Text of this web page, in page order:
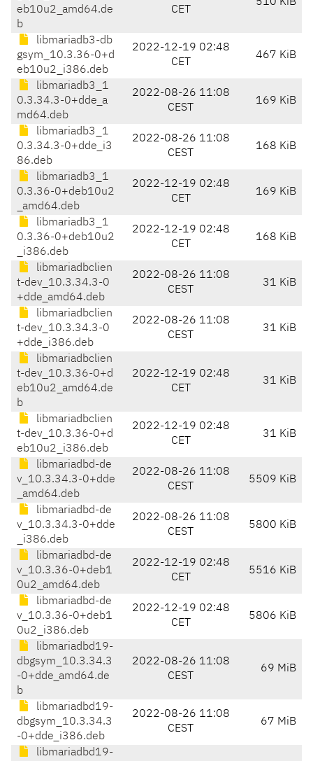
eb10u2_amd64.de
b
CET
libmariadb3-db
gsym_10.3.36-0+d
eb10u2_i386.deb
2022-12-19 02:48
CET
467 KiB
libmariadb3_1
0.3.34.3-0+dde_a
md64.deb
2022-08-26 11:08
CEST
169 KiB
libmariadb3_1
0.3.34.3-0+dde_i3
86.deb
2022-08-26 11:08
CEST
168 KiB
libmariadb3_1
0.3.36-0+deb10u2
_amd64.deb
2022-12-19 02:48
CET
169 KiB
libmariadb3_1
0.3.36-0+deb10u2
_i386.deb
2022-12-19 02:48
CET
168 KiB
libmariadbclien
t-dev_10.3.34.3-0
+dde_amd64.deb
2022-08-26 11:08
CEST
31 KiB
libmariadbclien
t-dev_10.3.34.3-0
+dde_i386.deb
2022-08-26 11:08
CEST
31 KiB
libmariadbclien
t-dev_10.3.36-0+d
eb10u2_amd64.de
b
2022-12-19 02:48
CET
31 KiB
libmariadbclien
t-dev_10.3.36-0+d
eb10u2_i386.deb
2022-12-19 02:48
CET
31 KiB
libmariadbd-de
v_10.3.34.3-0+dde
_amd64.deb
2022-08-26 11:08
CEST
5509 KiB
libmariadbd-de
v_10.3.34.3-0+dde
_i386.deb
2022-08-26 11:08
CEST
5800 KiB
libmariadbd-de
v_10.3.36-0+deb1
0u2_amd64.deb
2022-12-19 02:48
CET
5516 KiB
libmariadbd-de
v_10.3.36-0+deb1
0u2_i386.deb
2022-12-19 02:48
CET
5806 KiB
libmariadbd19-
dbgsym_10.3.34.3
-0+dde_amd64.de
b
2022-08-26 11:08
CEST
69 MiB
libmariadbd19-
dbgsym_10.3.34.3
-0+dde_i386.deb
2022-08-26 11:08
CEST
67 MiB
libmariadbd19-